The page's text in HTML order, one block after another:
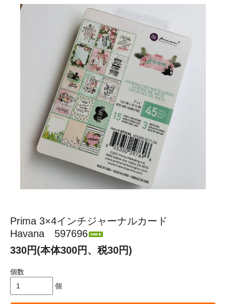
Prima 3×4インチジャーナルカード
Havana 597696
330円(本体300円、税30円)
個数
個